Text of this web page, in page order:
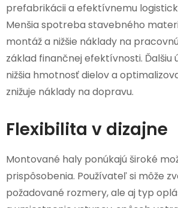
prefabrikácii a efektívnemu
Menšia spotreba stavebného
montáž a nižšie náklady na
základ finančnej efektívnosti. Ďalšiu
nižšia hmotnosť dielov a
znižuje náklady na dopravu.
Flexibilita v dizajne
Montované haly ponúkajú široké
prispôsobenia. Používateľ si môže
požadované rozmery, ale aj typ